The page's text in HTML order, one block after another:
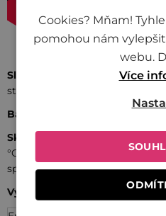
Složení
Pitná voda, oves
studena lisovaný, sůl
Balení:
Skladování
°C. Po otevření uchovejte v
spotřebujte do 5 dnů.
Výživové údaje na 100 ml
Cookies? Mňam!
pomohou nám
webu.
Více